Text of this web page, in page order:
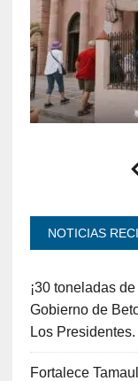
NOTICIAS
¡30 toneladas
Gobierno de
Los Presidentes.
Fortalece